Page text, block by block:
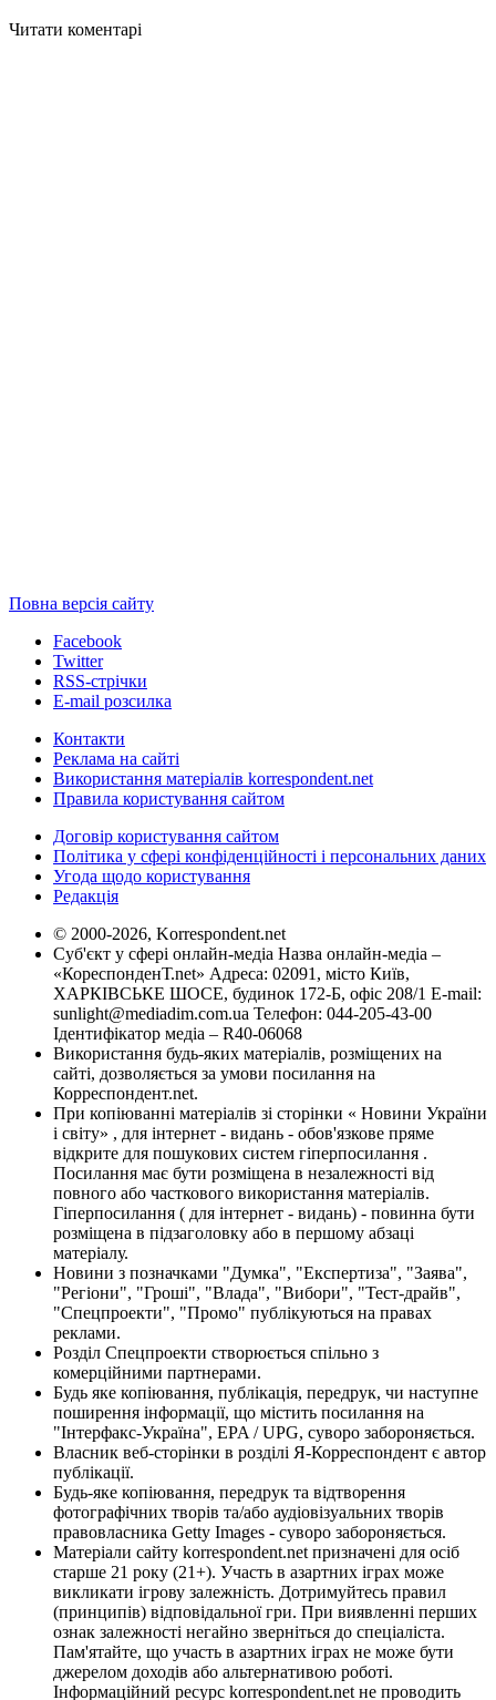
Читати коментарі
Повна версія сайту
Facebook
Twitter
RSS-стрічки
E-mail розсилка
Контакти
Реклама на сайті
Використання матеріалів korrespondent.net
Правила користування сайтом
Договір користування сайтом
Політика у сфері конфіденційності і персональних даних
Угода щодо користування
Редакція
© 2000-2026, Korrespondent.net
Суб'єкт у сфері онлайн-медіа Назва онлайн-медіа –
«КореспонденТ.net» Адреса: 02091, місто Київ,
ХАРКІВСЬКЕ ШОСЕ, будинок 172-Б, офіс 208/1 E-mail:
sunlight@mediadim.com.ua Телефон: 044-205-43-00
Ідентифікатор медіа – R40-06068
Використання будь-яких матеріалів, розміщених на
сайті, дозволяється за умови посилання на
Корреспондент.net.
При копіюванні матеріалів зі сторінки « Новини України
і світу» , для інтернет - видань - обов'язкове пряме
відкрите для пошукових систем гіперпосилання .
Посилання має бути розміщена в незалежності від
повного або часткового використання матеріалів.
Гіперпосилання ( для інтернет - видань) - повинна бути
розміщена в підзаголовку або в першому абзаці
матеріалу.
Новини з позначками "Думка", "Експертиза", "Заява",
"Регіони", "Гроші", "Влада", "Вибори", "Тест-драйв",
"Спецпроекти", "Промо" публікуються на правах
реклами.
Розділ Спецпроекти створюється спільно з
комерційними партнерами.
Будь яке копіювання, публікація, передрук, чи наступне
поширення інформації, що містить посилання на
"Інтерфакс-Україна", EPA / UPG, суворо забороняється.
Власник веб-сторінки в розділі Я-Корреспондент є автор
публікації.
Будь-яке копіювання, передрук та відтворення
фотографічних творів та/або аудіовізуальних творів
правовласника Getty Images - суворо забороняється.
Матеріали сайту korrespondent.net призначені для осіб
старше 21 року (21+). Участь в азартних іграх може
викликати ігрову залежність. Дотримуйтесь правил
(принципів) відповідальної гри. При виявленні перших
ознак залежності негайно зверніться до спеціаліста.
Пам'ятайте, що участь в азартних іграх не може бути
джерелом доходів або альтернативою роботі.
Інформаційний ресурс korrespondent.net не проводить